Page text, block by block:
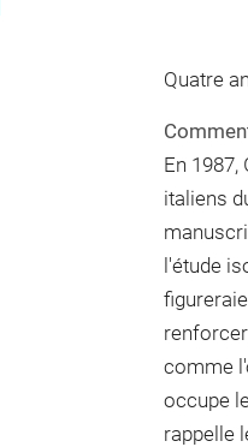
Quatre
En
italiens
l'étude
comme
occupe
rappelle